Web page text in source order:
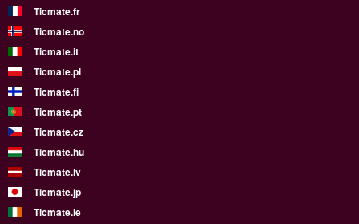
Ticmate.fr
Ticmate.no
Ticmate.it
Ticmate.pl
Ticmate.fi
Ticmate.pt
Ticmate.cz
Ticmate.hu
Ticmate.lv
Ticmate.jp
Ticmate.ie